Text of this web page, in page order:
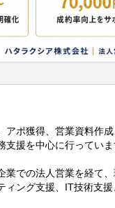
アポ獲得、営業資料作
援を中心に行っていま
業での法人営業を経て
ィング支援、IT技術支